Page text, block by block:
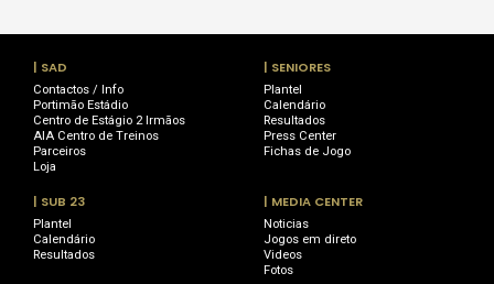
| SAD
Contactos / Info
Portimão Estádio
Centro de Estágio 2 Irmãos
AIA Centro de Treinos
Parceiros
Loja
| SENIORES
Plantel
Calendário
Resultados
Press Center
Fichas de Jogo
| SUB 23
Plantel
Calendário
Resultados
| MEDIA CENTER
Noticias
Jogos em direto
Videos
Fotos